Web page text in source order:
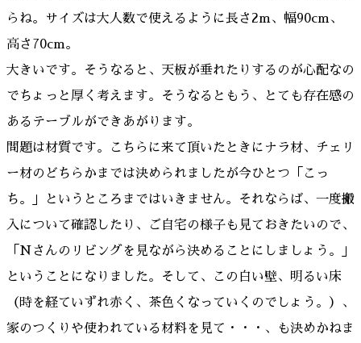
らね。サイズは大人数で使えるように長さ2m、幅90cm、
高さ70cm。
大きいです。そうなると、天板が垂れたりするのが心配なの
でちょっと厚く考えます。そうなるともう、とても存在感の
あるテーブルができあがります。
問題は材質です。こちらに来て頂いたときにナラ材、チェリ
ー材のどちらかまでは決められましたが今ひとつ「こっ
ち。」というところまではいきません。それならば、一度搬
入について確認したり、ご自宅の様子も見ておきたいので、
「Nさんのリビングを見ながら決めることにしましょう。」
ということになりました。そして、この白い壁、明るい床
（時を経ていずれ赤く、茶色くなっていくのでしょう。）、
家のつくりや使われている材料を見て・・・、も決めかねま